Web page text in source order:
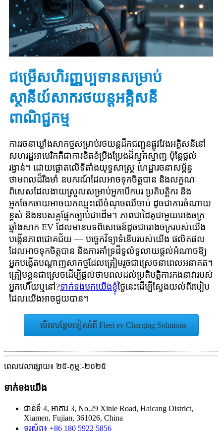
ជម្រើសហិរញ្ញប្បទានសម្រាប់
ស្ថានីយ៍សាករថយន្តអគ្គិសនី
ពាណិជ្ជកម្ម
ការ​រចនា​ឃ្លាំង​សាក​ថ្ម​សម្រាប់​រថយន្ត​ដឹក​ជញ្ជូន​ផ្លូវ​វែង​អគ្គិសនី​នៅ​
សហរដ្ឋ​អាមេរិក​គឺ​ជា​ការ​ខិតខំ​ប្រឹងប្រែង​ដ៏​ស្មុគស្មាញ ប៉ុន្តែ​ផ្តល់​
រង្វាន់។ ដោយផ្តោតលើទីតាំងយុទ្ធសាស្ត្រ ហេដ្ឋារចនាសម្ព័ន្ធ
ថាមពលដ៏រឹងមាំ ឧបករណ៍ដែលអាចទុកចិត្តបាន និងលក្ខណៈ
ពិសេសដែលងាយស្រួលសម្រាប់អ្នកបើកបរ ប្រតិបត្តិករ និង
អ្នកចែកចាយអាចយកឈ្នះលើចំណុចឈឺចាប់ ដូចជាការចំណាយ
ខ្ពស់ និងឧបសគ្គផ្នែកច្បាប់ជាដើម។ ភាពជាដៃគូជាមួយរោងចក្រ
ឆ្នាំងសាក EV ដែលមានបទពិសោធន៍ដូចជារោងចក្ររបស់យើង
បង្កើនភាពជោគជ័យ — បច្ចេកវិទ្យាទំនើបរបស់យើង ផលិតផល
ដែលអាចទុកចិត្តបាន និងការគាំទ្រដ៏ទូលំទូលាយផ្តល់អំណាចឱ្យ
អ្នកបង្កើតបណ្តាញសាកថ្មដែលត្រៀមរួចជាស្រេចនាពេលអនាគត។
ត្រៀម​ខ្លួន​ជា​ស្រេច​ដើម្បី​ផ្តល់​ថាមពល​ដល់​ប្រតិបត្តិការ​កង​នាវា​របស់​
អ្នក​ហើយ​ឬ​នៅ?ទាក់ទងមកយើងខ្ញុំថ្ងៃនេះដើម្បីស្វែងយល់ពីរបៀប
ដែលយើងអាចជួយបាន។
មើល​បន្ថែមទៀត​អំពី Fleet ev Charging Solutions
ពេលវេលាផ្សាយ៖ ២៥-កុម្ភៈ-២០២៥
ទាក់ទង​យើង
ជាន់ទី 4, អាគារ 3, No.29 Xinle Road, Haicang District,
Xiamen, Fujian, 361026, China
ទូរស័ព្ទ៖ +86 180 5922 5856